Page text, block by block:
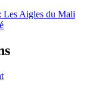
Les Aigles du Mali